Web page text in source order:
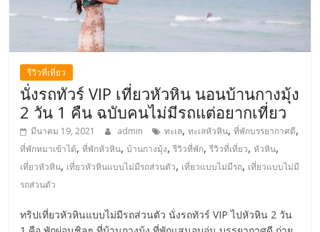
รีวิวที่เที่ยว
นั่งรถทัวร์ VIP เที่ยวหัวหิน นอนบ้านกางมุ้ง
2 วัน 1 คืน ฉบับคนไม่มีรถแต่อยากเที่ยว
มีนาคม 19, 2021 admin ทะเล,ทะเลหัวหิน,ที่พักบรรยากาศดี,
ที่พักหมาเข้าได้,ที่พักหัวหิน,บ้านกางมุ้ง,รีวิวที่พัก,รีวิวที่เที่ยว,หัวหิน,
เที่ยวหัวหิน, เที่ยวหัวหินแบบไม่มีรถส่วนตัว, เที่ยวแบบไม่มีรถ, เที่ยวแบบไม่มี
รถส่วนตัว
ทริปเที่ยวหัวหินแบบไม่มีรถส่วนตัว นั่งรถทัวร์ VIP ไปหัวหิน 2 วัน